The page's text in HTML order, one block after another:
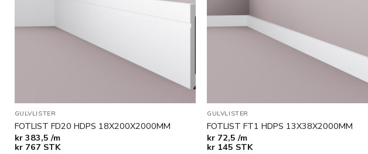
GULVLISTER
FOTLIST FD20 HDPS 18X200X2000MM
kr383,5 /m
kr767 STK
GULVLISTER
FOTLIST FT1 HDPS 13X38X2000MM
kr 72,5 /m
kr 145 STK